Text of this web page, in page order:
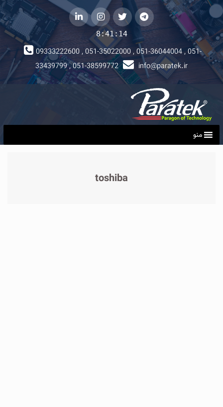
telegramتوییتر instagramلینکداین
8:41:14
09333222600 , 051-35022000 , 051-36044004 , 051-
33439799 , 051-38599772
info@paratek.ir
منو
toshiba